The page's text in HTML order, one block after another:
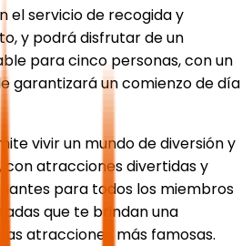
el servicio de recogida y
y podrá disfrutar de un
para cinco personas, con un
garantizará un comienzo de día
vivir un mundo de diversión y
con atracciones divertidas y
para todos los miembros
que te brindan una
atracciones más famosas.